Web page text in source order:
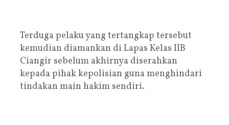
Terduga pelaku yang tertangkap tersebut
kemudian diamankan di Lapas Kelas IIB
Ciangir sebelum akhirnya diserahkan
kepada pihak kepolisian guna menghindari
tindakan main hakim sendiri.